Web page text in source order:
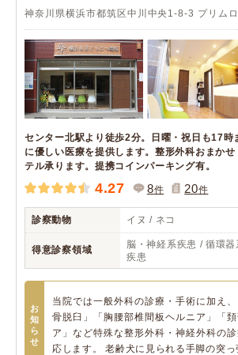
神奈川県横浜市都筑区中川中央1-8-3 プリム
センター北駅より徒歩2分。日曜・祝日も17時
に優しい医療を提供します。整形外科おまか
テル承ります。提携コインパーキング有。
4.27 8件 20件
診察動物 イヌ / ネコ
得意診察領域
脳・神経系疾患 / 循環
疾患
お
知
ら
せ
当院では一般外科の診療・手術に加え
骨脱臼」「胸腰部椎間板ヘルニア」「
ア」など特殊な整形外科・神経外科の
応します。 老齢犬に見られる手脚の突